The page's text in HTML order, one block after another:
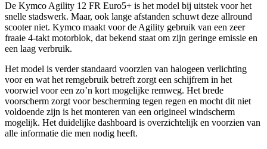
De Kymco Agility 12 FR Euro5+ is het model bij uitstek voor het
snelle stadswerk. Maar, ook lange afstanden schuwt deze allround
scooter niet. Kymco maakt voor de Agility gebruik van een zeer
fraaie 4-takt motorblok, dat bekend staat om zijn geringe emissie en
een laag verbruik.
Het model is verder standaard voorzien van halogeen verlichting
voor en wat het remgebruik betreft zorgt een schijfrem in het
voorwiel voor een zo’n kort mogelijke remweg. Het brede
voorscherm zorgt voor bescherming tegen regen en mocht dit niet
voldoende zijn is het monteren van een origineel windscherm
mogelijk. Het duidelijke dashboard is overzichtelijk en voorzien van
alle informatie die men nodig heeft.